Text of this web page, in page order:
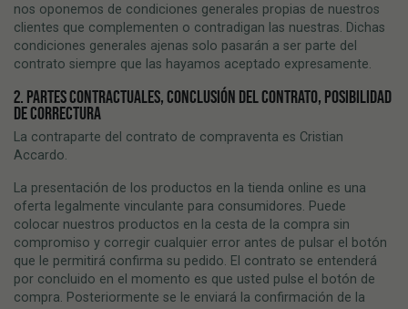
nos oponemos de condiciones generales propias de nuestros
clientes que complementen o contradigan las nuestras. Dichas
condiciones generales ajenas solo pasarán a ser parte del
contrato siempre que las hayamos aceptado expresamente.
2. PARTES CONTRACTUALES, CONCLUSIÓN DEL CONTRATO, POSIBILIDAD
DE CORRECTURA
La contraparte del contrato de compraventa es Cristian
Accardo.
La presentación de los productos en la tienda online es una
oferta legalmente vinculante para consumidores. Puede
colocar nuestros productos en la cesta de la compra sin
compromiso y corregir cualquier error antes de pulsar el botón
que le permitirá confirma su pedido. El contrato se entenderá
por concluido en el momento es que usted pulse el botón de
compra. Posteriormente se le enviará la confirmación de la